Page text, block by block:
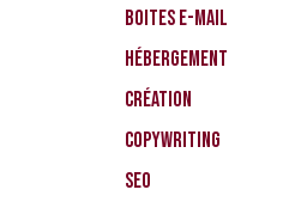
Boites e-mail
Hébergement
Création
CopyWriting
SEO